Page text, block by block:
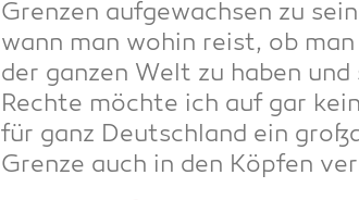
Gren­zen auf­ge­wach­sen zu
wann man wohin reist, ob
der gan­zen Welt zu haben
Rech­te möch­te ich auf gar
für ganz Deutsch­land ein
Gren­ze auch in den Köp­fen